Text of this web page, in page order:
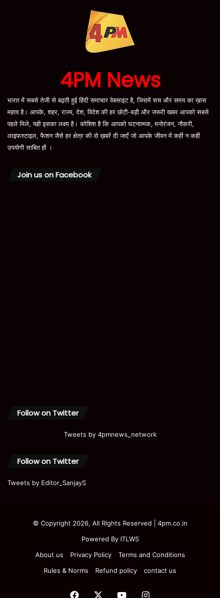
4PM News
भारत में सबसे तेजी से बढ़ती हुई हिंदी समाचार वेबसाइट है, जिसमें सच और समय का ख़ास
महत्व है। आपके, शहर, राज्य, देश, विदेश की हर छोटी-बड़ी और जरूरी खबर आपको सबसे
पहले मिले, यही इसका लक्ष्य है। कोशिश है कि आपको घटनात्मक, मनोरंजन, नौकरी,
लाइफस्टाइल, फैशन जैसे हर क्षेत्र की वो ख़बरें दी जाएँ जो आपके जीवन में कहीं न कहीं
उपयोगी साबित हों ।
Join us on Facebook
Follow on Twitter
Tweets by 4pmnews_network
Follow on Twitter
Tweets by Editor_SanjayS
© Copyright 2026, All Rights Reserved | 4pm.co.in
Powered By ITLWS
About us
Privacy Policy
Terms and Conditions
Rules & Norms
Refund policy contact us
Facebook YouTubeInstagram